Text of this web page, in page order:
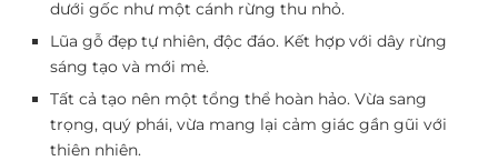
dưới gốc như một cánh rừng thu nhỏ.
Lũa gỗ đẹp tự nhiên, độc đáo. Kết hợp với dây rừng
sáng tạo và mới mẻ.
Tất cả tạo nên một tổng thể hoàn hảo. Vừa sang
trọng, quý phái, vừa mang lại cảm giác gần gũi với
thiên nhiên.